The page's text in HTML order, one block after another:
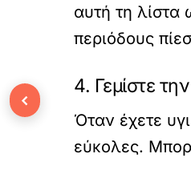
αυτή τη
περιόδους
4. Γεμίστε
Όταν έχετε
εύκολες.
‹